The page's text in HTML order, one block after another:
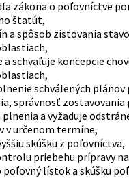
zákona o poľovníctve
štatút,
a spôsob zisťovania
a schvaľuje koncepcie
schválených plánov
správnosť zostavovania
a vyžaduje
v určenom termíne,
skúšku z poľovníctva,
priebehu prípravy
poľovný lístok a skúšku